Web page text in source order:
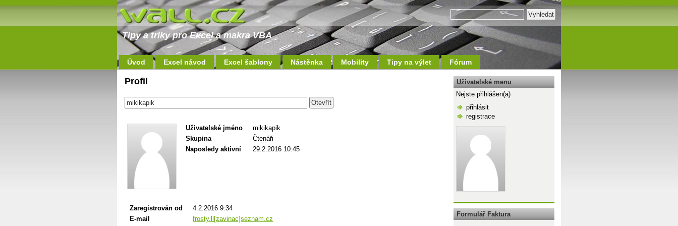
Tipy a triky pro Excel a makra VBA
Úvod Excel návod Excel šablony Nástěnka Mobility Tipy na výlet Fórum
Profil
Uživatelské jméno
mikikapik
Skupina
Čtenáři
Naposledy aktivní
29.2.2016 10:45
Zaregistrován od
4.2.2016 9:34
E-mail
frosty.ll[zavinac]seznam.cz
Uživatelské menu
Nejste přihlášen(a)
přihlásit
registrace
Formulář Faktura